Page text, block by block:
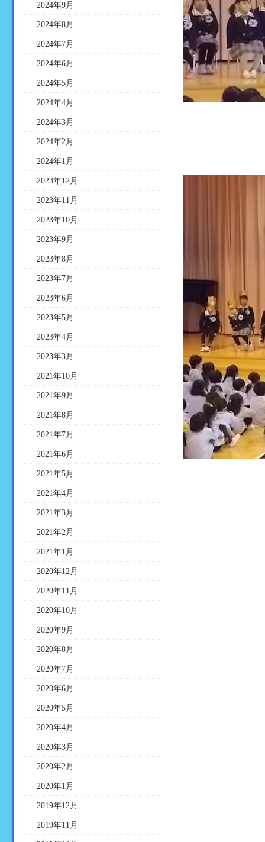
2024年9月
2024年8月
2024年7月
2024年6月
2024年5月
2024年4月
2024年3月
2024年2月
2024年1月
2023年12月
2023年11月
2023年10月
2023年9月
2023年8月
2023年7月
2023年6月
2023年5月
2023年4月
2023年3月
2021年10月
2021年9月
2021年8月
2021年7月
2021年6月
2021年5月
2021年4月
2021年3月
2021年2月
2021年1月
2020年12月
2020年11月
2020年10月
2020年9月
2020年8月
2020年7月
2020年6月
2020年5月
2020年4月
2020年3月
2020年2月
2020年1月
2019年12月
2019年11月